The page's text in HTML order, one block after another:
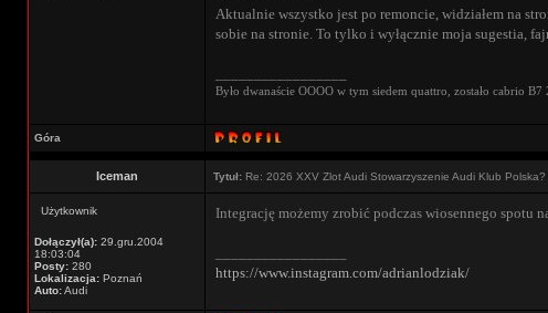
Aktualnie wszystko jest po remoncie, widziałem na
sobie na stronie. To tylko i wyłącznie moja sugestia,
Było dwanaście OOOO w tym siedem quattro, zostało cabrio
Góra
Iceman Tytuł: Re: 2026 XXV Zlot Audi Stowarzyszenie Audi Klub Polska?
Użytkownik
Dołączył(a): 29.gru.2004
18:03:04
Posty: 280
Lokalizacja: Poznań
Auto:Audi
Integrację możemy zrobić podczas wiosennego spotu
https://www.instagram.com/adrianlodziak/